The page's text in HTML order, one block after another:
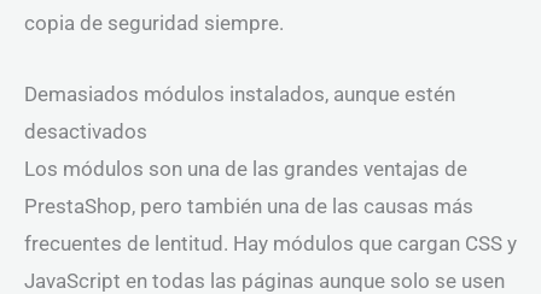
copia de seguridad siempre.
Demasiados módulos instalados, aunque estén
desactivados
Los módulos son una de las grandes ventajas de
PrestaShop, pero también una de las causas más
frecuentes de lentitud. Hay módulos que cargan CSS y
JavaScript en todas las páginas aunque solo se usen